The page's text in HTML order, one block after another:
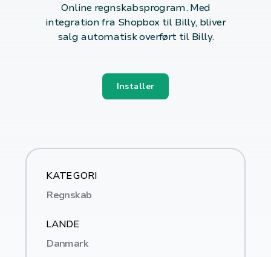
Online regnskabsprogram. Med
integration fra Shopbox til Billy, bliver
salg automatisk overført til Billy.
Installer
KATEGORI
Regnskab
LANDE
Danmark